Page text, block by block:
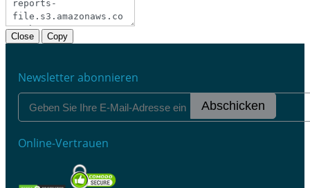
Close Copy
Newsletter abonnieren
Abschicken
Online-Vertrauen